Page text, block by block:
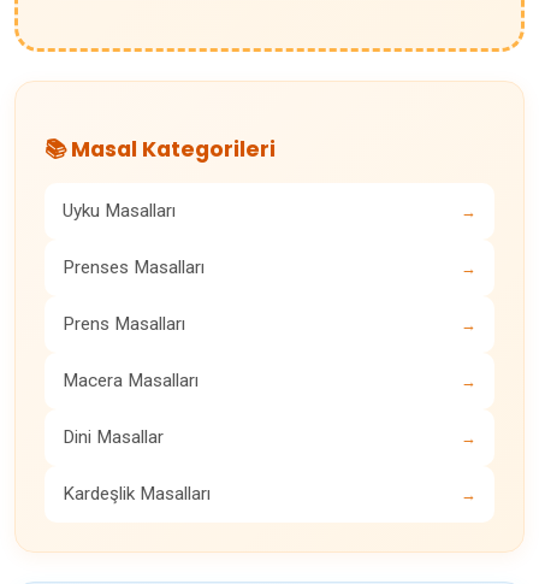
📚 Masal Kategorileri
Uyku Masalları →
Prenses Masalları →
Prens Masalları →
Macera Masalları →
Dini Masallar →
Kardeşlik Masalları →